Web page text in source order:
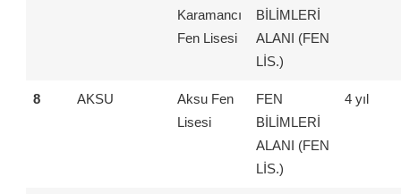
Karamancı
Fen Lisesi
BİLİMLERİ
ALANI (FEN
LİS.)
8 AKSU
Aksu Fen
Lisesi
FEN
BİLİMLERİ
ALANI (FEN
LİS.)
4 yıl